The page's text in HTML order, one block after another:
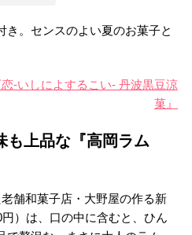
き。センスのよい夏のお菓子と
-いしによするこい- 丹波黒豆涼
菓』
も上品な『高岡ラム
舗和菓子店・大野屋の作る新
）は、口の中に含むと、ひん